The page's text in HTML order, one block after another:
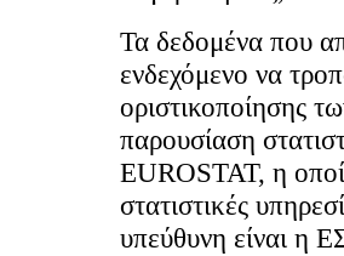
Τα δεδομένα που
ενδεχόμενο να
οριστικοποίησης
παρουσίαση
EUROSTAT, η
στατιστικές
υπεύθυνη είναι η